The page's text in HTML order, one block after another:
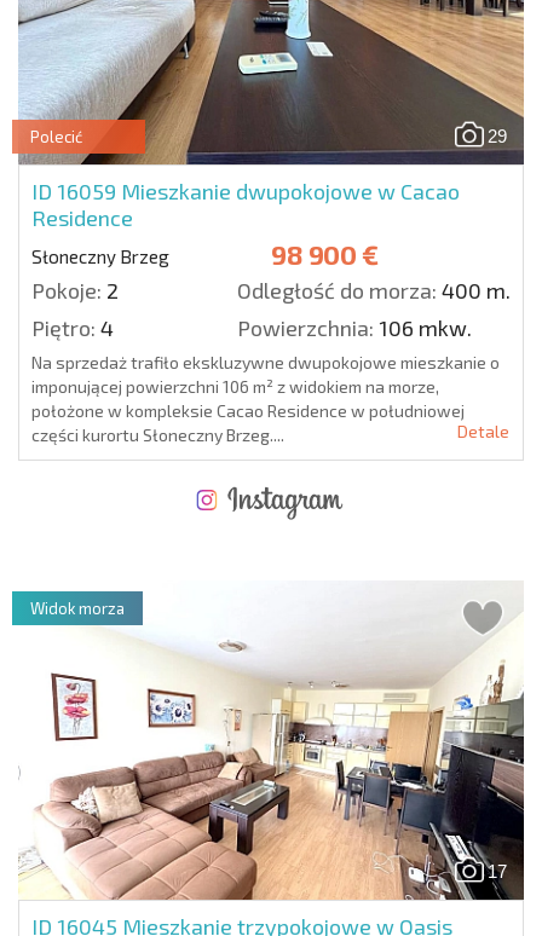
29
Polecić
ID 16059 Mieszkanie dwupokojowe w Cacao
Residence
Słoneczny Brzeg 98 900 €
Pokoje: 2 Odległość do morza: 400 m.
Piętro: 4 Powierzchnia: 106 mkw.
Na sprzedaż trafiło ekskluzywne dwupokojowe mieszkanie o
imponującej powierzchni 106 m² z widokiem na morze,
położone w kompleksie Cacao Residence w południowej
części kurortu Słoneczny Brzeg....
Detale
17
ID 16045 Mieszkanie trzypokojowe w Oasis
Widok morza